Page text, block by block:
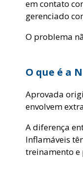
em contato
gerenciado
O problema
O que é a
Aprovada
envolvem
A diferença
Inflamáveis
treinamento e